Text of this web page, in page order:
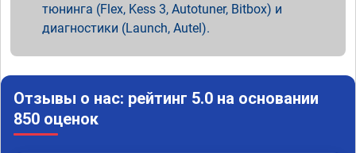
тюнинга (Flex, Kess 3, Autotuner, Bitbox) и
диагностики (Launch, Autel).
Отзывы о нас: рейтинг 5.0 на основании
850 оценок